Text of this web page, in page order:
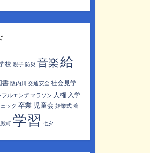
校 親子 防災 音楽給
書 阪内川 交通安全 社会見学
フルエンザ マラソン 人権 入学
ック 卒業 児童会 始業式 着
殿町 学習 七夕